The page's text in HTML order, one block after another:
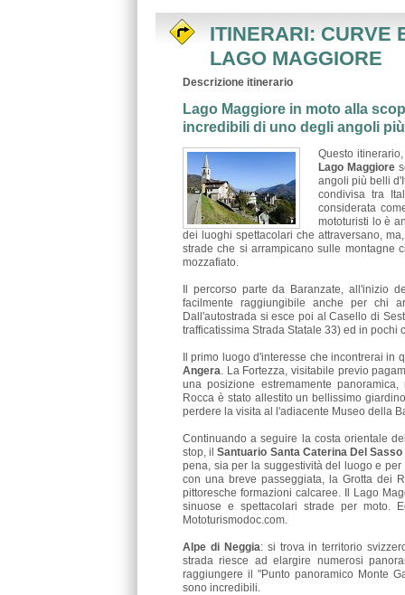
ITINERARI: CURVE
LAGO MAGGIORE
Descrizione itinerario
Lago Maggiore in moto alla
incredibili di uno degli angoli
Questo
Lago Maggiore
angoli più belli
condivisa tra
considerata
mototuristi lo è
dei luoghi spettacolari che attraversano,
strade che si arrampicano sulle montagne
mozzafiato.
Il percorso parte da Baranzate, all'inizio
facilmente raggiungibile anche per chi
Dall'autostrada si esce poi al Casello di
trafficatissima Strada Statale 33) ed in
Il primo luogo d'interesse che incontrerai
Angera. La Fortezza, visitabile previo
una posizione estremamente
Rocca è stato allestito un bellissimo
perdere la visita al l'adiacente Museo della
Continuando a seguire la costa orientale
stop, ilSantuario Santa Caterina Del Sasso
pena, sia per la suggestività del luogo e
con una breve passeggiata, la Grotta dei
pittoresche formazioni calcaree. Il Lago
sinuose e spettacolari strade per moto.
Mototurismodoc.com.
Alpe di Neggia: si trova in territorio
strada riesce ad elargire numerosi
raggiungere il "Punto panoramico Monte
sono incredibili.